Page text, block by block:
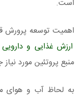
است.
اهمیت توسعه پرورش
ارزش غذایی و دارویی
منبع پروتئین مورد
به لحاظ آب و هوای